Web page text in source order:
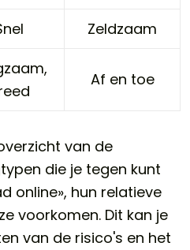
Zeldzaam
Af en toe
van de
die je tegen kunt
online», hun relatieve
voorkomen. Dit kan je
van de risico's en het